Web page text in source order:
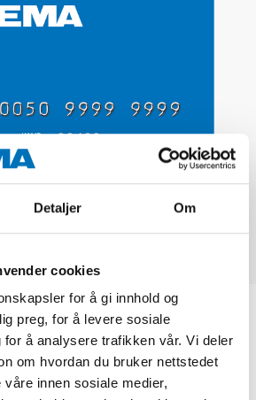
Detaljer Om
cookies
for å gi innhold og
preg, for å levere sosiale
for å analysere trafikken vår. Vi deler
om hvordan du bruker nettstedet
innen sosiale medier,
OPP DIN BETALING